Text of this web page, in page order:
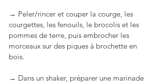
→ Peler/rincer et couper la courge, les
courgettes, les fenouils, le brocolis et les
pommes de terre, puis embrocher les
morceaux sur des piques à brochette en
bois.
→ Dans un shaker, préparer une marinade